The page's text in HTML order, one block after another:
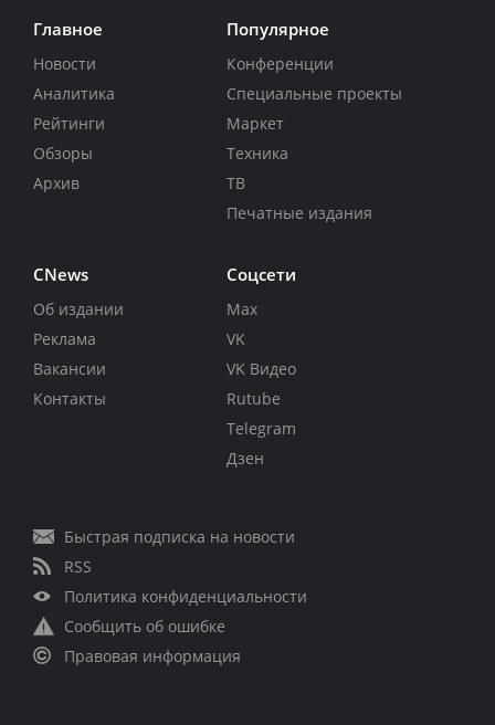
Главное
Новости
Аналитика
Рейтинги
Обзоры
Архив
Популярное
Конференции
Специальные проекты
Маркет
Техника
ТВ
Печатные издания
CNews
Об издании
Реклама
Вакансии
Контакты
Соцсети
Max
VK
VK Видео
Rutube
Telegram
Дзен
Быстрая подписка на новости
RSS
Политика конфиденциальности
Сообщить об ошибке
Правовая информация